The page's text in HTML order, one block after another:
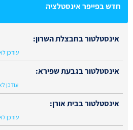
חדש בפייפר אינסטלציה
אינסטלטור בחבצלת השרון: